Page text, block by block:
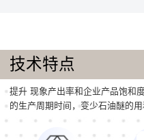
技术特点
提升 现象产出率和企业产品饱和
的生产周期时间，变少石油醚的